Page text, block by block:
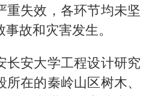
重失效，各环节均未坚
故和灾害发生。
长安大学工程设计研究
在的秦岭山区树木、